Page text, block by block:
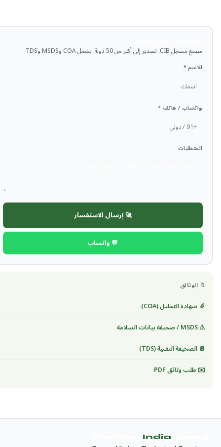
مصنع مسجل CIB. تصدير إلى أكثر من 50 دولة. يشمل COA وMSDS وTDS.
الاسم *
واتساب / هاتف *
المتطلبات
🚀 إرسال الاستفسار
💬 واتساب
📁 الوثائق
🔬 شهادة التحليل (COA)
⚠️ MSDS / صحيفة بيانات السلامة
📄 الصحيفة التقنية (TDS)
✉️ طلب وثائق PDF
India